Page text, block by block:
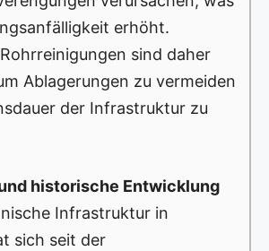
erhöht.
sind daher
Ablagerungen zu vermeiden
der Infrastruktur zu
historische Entwicklung
Infrastruktur in
sich seit der